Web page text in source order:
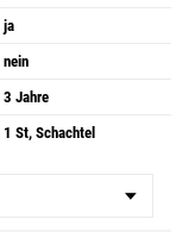
ja
nein
3 Jahre
1 St, Schachtel